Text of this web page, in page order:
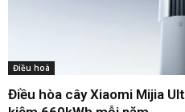
Điều hoà
Điều hòa cây Xiaomi Mijia